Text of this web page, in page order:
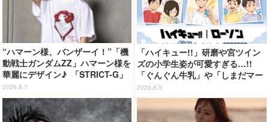
“ハマーン様、バンザーイ！”「機
動戦士ガンダムZZ」ハマーン様を
華麗にデザイン♪ 「STRICT-G」
Tシャツなどミニコレクション登
場
2026.8.7
「ハイキュー!!」研磨や宮ツイン
ズの小学生姿が可愛すぎる…!!
「ぐんぐん牛乳」や「しまだマー
ト」デザインのグッズも!? ロー
ソン限定グッズが登場！
2026.8.5